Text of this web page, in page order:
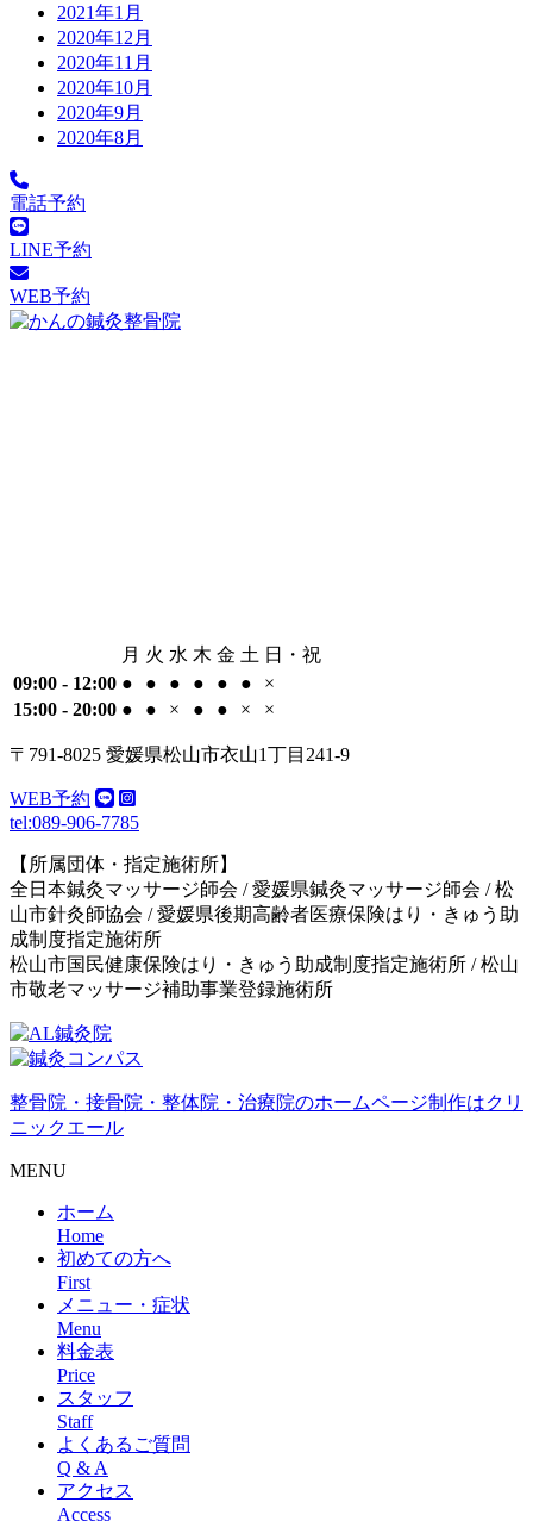
2021年1月
2020年12月
2020年11月
2020年10月
2020年9月
2020年8月
電話予約
LINE予約
WEB予約
月 火 水 木 金 土 日・祝
09:00 - 12:00 ● ● ● ● ● ●
×
15:00 - 20:00 ● ● × ● ● × ×
〒791-8025 愛媛県松山市衣山1丁目241-9
WEB予約
tel:089-906-7785
【所属団体・指定施術所】
全日本鍼灸マッサージ師会 / 愛媛県鍼灸マッサージ師会 / 松
山市針灸師協会 / 愛媛県後期高齢者医療保険はり・きゅう助
成制度指定施術所
松山市国民健康保険はり・きゅう助成制度指定施術所 / 松山
市敬老マッサージ補助事業登録施術所
整骨院・接骨院・整体院・治療院のホームページ制作はクリ
ニックエール
MENU
ホーム
Home
初めての方へ
First
メニュー・症状
Menu
料金表
Price
スタッフ
Staff
よくあるご質問
Q & A
アクセス
Access